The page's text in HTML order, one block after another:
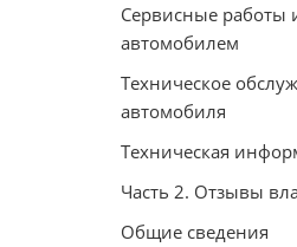
Сервисные работы
автомобилем
Техническое
автомобиля
Техническая
Часть 2. Отзывы
Общие сведения